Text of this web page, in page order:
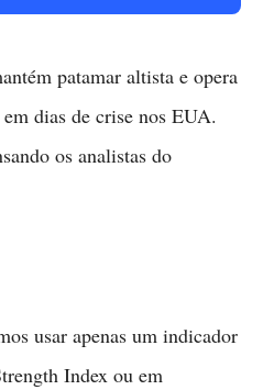
patamar altista e opera
dias de crise nos EUA.
os analistas do
usar apenas um indicador
Index ou em